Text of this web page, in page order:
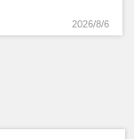
2026/8/6